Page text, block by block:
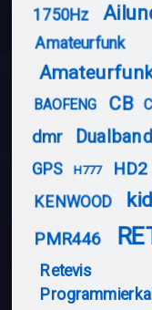
1750Hz
Amateurfunk
BAOFENG CB
dmr Dualband
GPS H777 HD2
KENWOOD
PMR446
Retevis